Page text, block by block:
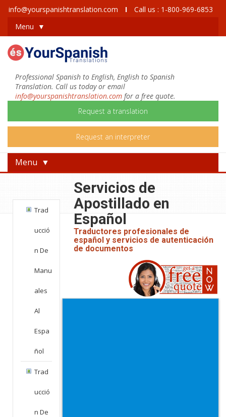
info@yourspanishtranslation.com I
Call us : 1-800-969-6853
Menu ▼
Professional Spanish to English, English to Spanish
Translation. Call us today or email
info@yourspanishtranslation.com for a free quote.
Request a translation
Request an interpreter
Menu ▼
Servicios de
Apostillado en
Español
Traductores profesionales de
español y servicios de autenticación
de documentos
English
Trad
Ucció
N De
Manu
Ales
Al
Espa
Ñol
Trad
Ucció
N De